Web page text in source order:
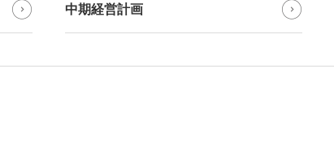
中期経営計画